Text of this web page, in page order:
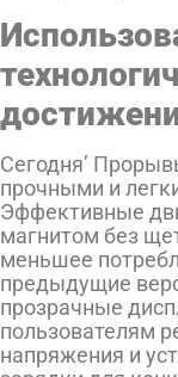
Сегодня’
прочными и
Эффективные
магнитом без
меньшее
предыдущие
прозрачные
пользователям
напряжения и